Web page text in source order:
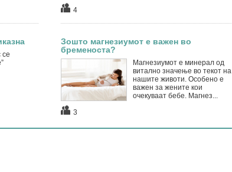
4
се
Зошто магнезиумот е важен во
бременоста?
Магнезиумот е минерал од
витално значење во текот на
нашите животи. Особено е
важен за жените кои
очекуваат бебе. Магнез...
3